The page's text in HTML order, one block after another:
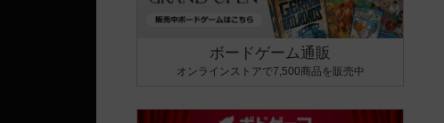
ボードゲーム通販
オンラインストアで7,500商品を販売中